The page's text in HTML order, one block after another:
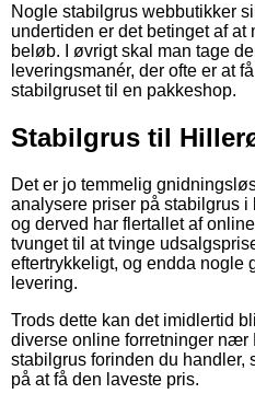
Nogle stabilgrus webbutikker
undertiden er det betinget af
beløb. I øvrigt skal man tage
leveringsmanér, der ofte er at
stabilgruset til en pakkeshop.
Stabilgrus til
Det er jo temmelig
analysere priser på stabilgrus
og derved har flertallet af
tvunget til at tvinge
eftertrykkeligt, og endda nogle
levering.
Trods dette kan det imidlertid
diverse online forretninger nær
stabilgrus forinden du handler,
på at få den laveste pris.